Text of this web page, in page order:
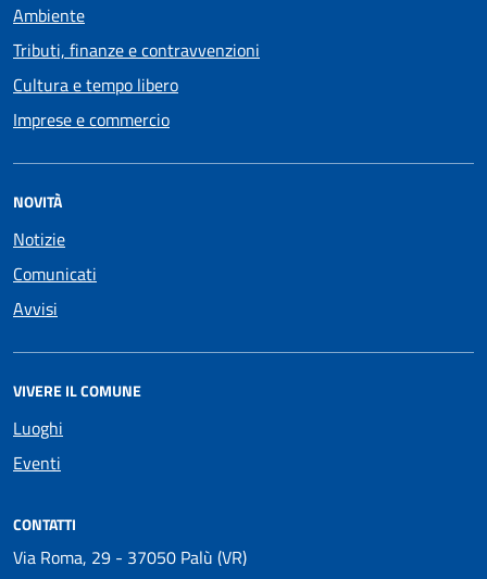
Ambiente
Tributi, finanze e contravvenzioni
Cultura e tempo libero
Imprese e commercio
NOVITÀ
Notizie
Comunicati
Avvisi
VIVERE IL COMUNE
Luoghi
Eventi
CONTATTI
Via Roma, 29 - 37050 Palù (VR)